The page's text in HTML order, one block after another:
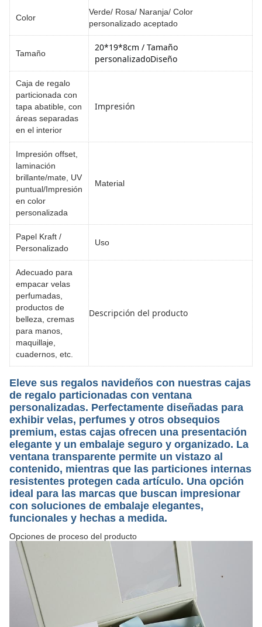
Color
Verde/ Rosa/ Naranja/ Color
personalizado aceptado
Tamaño
20*19*8cm / Tamaño
personalizadoDiseño
Caja de regalo
particionada con
tapa abatible, con
áreas separadas
en el interior
Impresión
Impresión offset,
laminación
brillante/mate, UV
puntual/Impresión
en color
personalizada
Material
Papel Kraft /
Personalizado
Uso
Adecuado para
empacar velas
perfumadas,
productos de
belleza, cremas
para manos,
maquillaje,
cuadernos, etc.
Descripción del producto
Eleve sus regalos navideños con nuestras cajas
de regalo particionadas con ventana
personalizadas. Perfectamente diseñadas para
exhibir velas, perfumes y otros obsequios
premium, estas cajas ofrecen una presentación
elegante y un embalaje seguro y organizado. La
ventana transparente permite un vistazo al
contenido, mientras que las particiones internas
resistentes protegen cada artículo. Una opción
ideal para las marcas que buscan impresionar
con soluciones de embalaje elegantes,
funcionales y hechas a medida.
Opciones de proceso del producto